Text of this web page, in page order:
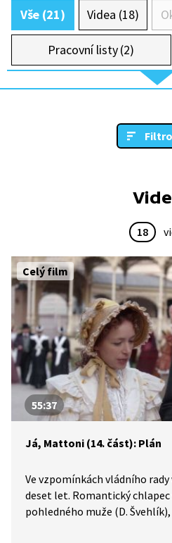
Vše (21) Videa (18)
Pracovní listy (2)
18
Celý film
55:37
Já, Mattoni (14. část): Plán
Ve vzpomínkách vládního
deset let. Romantický chlapec
pohledného muže (D.